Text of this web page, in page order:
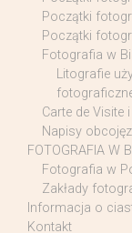
Początki
Początki
Fotografia w
Litografie
Carte de Visite
Napisy
FOTOGRAFIA W
Fotografia w
Zakłady
Informacja o
Kontakt